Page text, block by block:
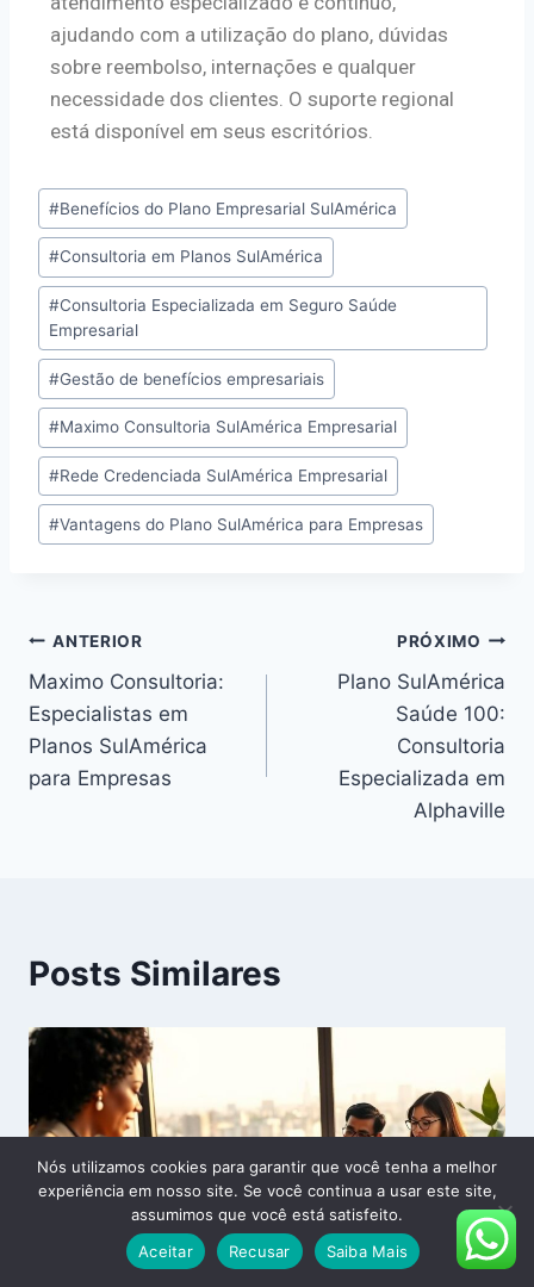
ajudando com a utilização do plano, dúvidas
sobre reembolso, internações e qualquer
necessidade dos clientes. O suporte regional
está disponível em seus escritórios.
#Benefícios do Plano Empresarial SulAmérica
#Consultoria em Planos SulAmérica
#Consultoria Especializada em Seguro Saúde
Empresarial
#Gestão de benefícios empresariais
#Maximo Consultoria SulAmérica Empresarial
#Rede Credenciada SulAmérica Empresarial
#Vantagens do Plano SulAmérica para Empresas
ANTERIOR
Maximo Consultoria:
Especialistas em
Planos SulAmérica
para Empresas
PRÓXIMO
Plano SulAmérica
Saúde 100:
Consultoria
Especializada em
Alphaville
Posts Similares
Nós utilizamos cookies para garantir que você tenha a melhor
experiência em nosso site. Se você continua a usar este site,
assumimos que você está satisfeito.
Aceitar
Recusar Saiba Mais